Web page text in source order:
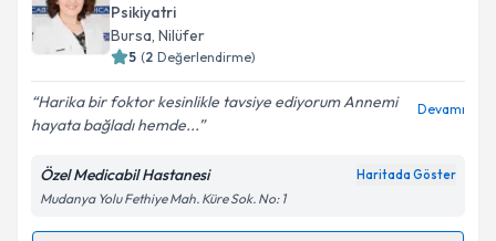
oluşturun. Size bu uzmandan randevu almanız için bir
takvim hazırlandığında e-posta ile bilgilendireceğiz.
Kişisel verilerimin işlenmesine ilişkin
Aydınlatma
Metni'ni okudum ve kişisel verilerimin belirtilen
kapsamda işlenmesini kabul ediyorum.
Psikiyatri
Bursa, Nilüfer
5 (2 Değerlendirme)
Harika bir foktor kesinlikle tavsiye ediyorum Annemi
hayata bağladı hemde...
Devamı
Özel Medicabil Hastanesi Haritada Göster
Mudanya Yolu Fethiye Mah. Küre Sok. No: 1